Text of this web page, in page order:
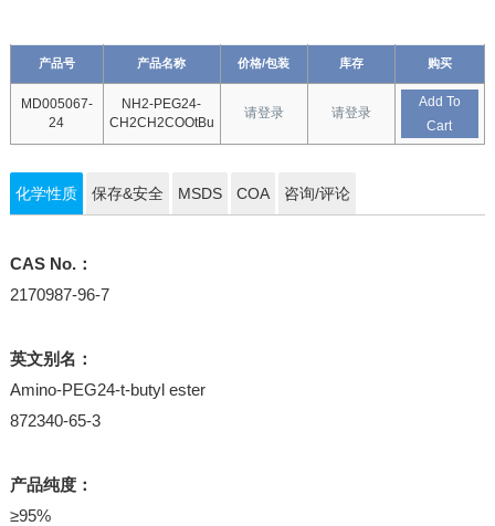
产品号 产品名称 价格/包装 库存 购买
MD005067-
24
NH2-PEG24-
CH2CH2COOtBu
请登录 请登录
Add To
Cart
化学性质 保存&安全 MSDS COA 咨询/评论
CAS No.：
2170987-96-7
英文别名：
Amino-PEG24-t-butyl ester
872340-65-3
产品纯度：
≥95%